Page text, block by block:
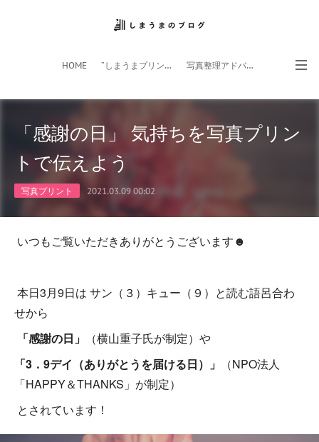
HOME ”しまうまプリント”サイト 写真整理アドバイザー
フォトライフ応援団 スマホアプリ
「感謝の日」 気持ちを写真プリン
トで伝えよう
写真プリント 2021.03.09 00:02
いつもご覧いただきありがとうございます☻
本日3月9日は サン（３）キュー（９）と読む語呂合わ
せから
「感謝の日」
（横山重子氏が制定）や
「3．9デイ（ありがとうを届ける日）」
（NPO法人
「HAPPY＆THANKS」が制定）
とされています！